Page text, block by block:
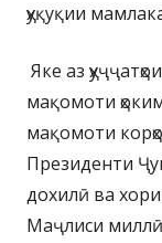
ҳуқуқии
Яке аз
мақомоти
мақомоти
Президенти
дохилӣ ва
Маҷлиси